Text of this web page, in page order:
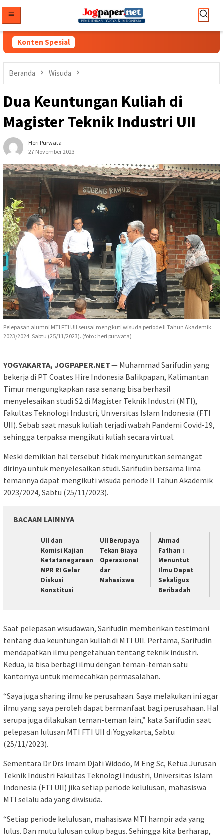
konten
Konten Spesial
Beranda Wisuda
Dua Keuntungan Kuliah di
Magister Teknik Industri UII
Heri Purwata
27 November 2023
Pelepasan alumni MTI FTI UII seusai mengikuti wisuda periode II Tahun Akademik
2023/2024, Sabtu (25/11/2023). (foto : heri purwata)
YOGYAKARTA, JOGPAPER.NET — Muhammad Sarifudin yang
bekerja di PT Coates Hire Indonesia Balikpapan, Kalimantan
Timur mengungkapkan rasa senang bisa berhasil
menyelesaikan studi S2 di Magister Teknik Industri (MTI),
Fakultas Teknologi Industri, Universitas Islam Indonesia (FTI
UII). Sebab saat masuk kuliah terjadi wabah Pandemi Covid-19,
sehingga terpaksa mengikuti kuliah secara virtual.
Meski demikian hal tersebut tidak menyurutkan semangat
dirinya untuk menyelesaikan studi. Sarifudin bersama lima
temannya dapat mengikuti wisuda periode II Tahun Akademik
2023/2024, Sabtu (25/11/2023).
BACAAN LAINNYA
UII dan
Komisi Kajian
Ketatanegaraan
MPR RI Gelar
Diskusi
Konstitusi
UII Berupaya
Tekan Biaya
Operasional
dari
Mahasiswa
Ahmad
Fathan :
Menuntut
Ilmu Dapat
Sekaligus
Beribadah
Saat pelepasan wisudawan, Sarifudin memberikan testimoni
tentang dua keuntungan kuliah di MTI UII. Pertama, Sarifudin
mendapatkan ilmu pengetahuan tentang teknik industri.
Kedua, ia bisa berbagi ilmu dengan teman-teman satu
kantornya untuk memecahkan permasalahan.
“Saya juga sharing ilmu ke perusahaan. Saya melakukan ini agar
ilmu yang saya peroleh dapat bermanfaat bagi perusahaan. Hal
serupa juga dilakukan teman-teman lain,” kata Sarifudin saat
pelepasan lulusan MTI FTI UII di Yogyakarta, Sabtu
(25/11/2023).
Sementara Dr Drs Imam Djati Widodo, M Eng Sc, Ketua Jurusan
Teknik Industri Fakultas Teknologi Industri, Universitas Islam
Indonesia (FTI UII) jika setiap periode kelulusan, mahasiswa
MTI selalu ada yang diwisuda.
“Setiap periode kelulusan, mahasiswa MTI hampir ada yang
lulus. Dan mutu lulusan cukup bagus. Sehingga kita berharap,